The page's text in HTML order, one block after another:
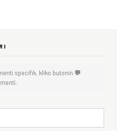
specifik, kliko butonin 💬